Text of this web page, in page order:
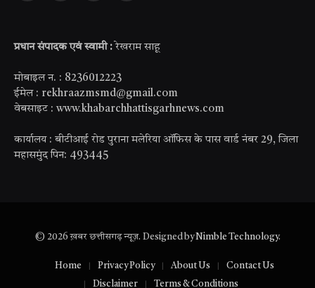
प्रधान संपादक एवं स्वामी : रेखराम साहू
मोबाइल न. : 8236012223
ईमेल : rekhraazmsmd@gmail.com
वेबसाइट : www.khabarchhattisgarhnews.com
कार्यालय : बीटीआई रोड पुराना मलेरिया ऑफिस के पास वार्ड नंबर 29, जिला
महासमुंद पिन: 493445
© 2026 ख़बर छत्तीसगढ़ न्यूज़. Designed byNimble Technology.
Home Privacy Policy About Us
Contact Us
Disclaimer
Terms & Conditions